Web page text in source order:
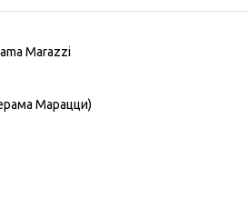
Marazzi
Марацци)